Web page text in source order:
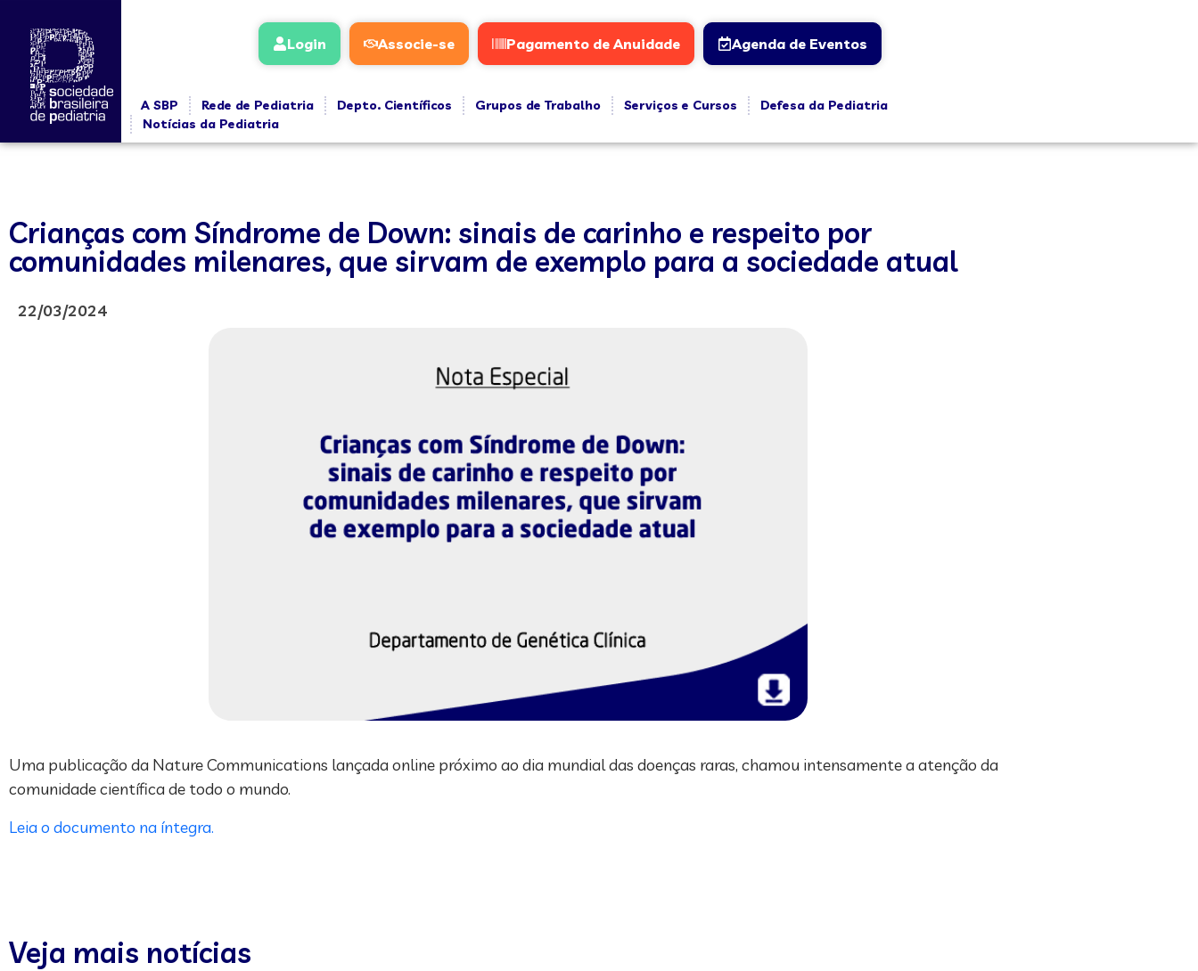
Login Associe-se Pagamento de Anuidade Agenda de Eventos
A SBP Rede de Pediatria Depto. Científicos Grupos de Trabalho Serviços e Cursos
Defesa da Pediatria
Notícias da Pediatria
Crianças com Síndrome de Down: sinais de carinho e respeito por
comunidades milenares, que sirvam de exemplo para a sociedade atual
22/03/2024
Uma publicação da Nature Communications lançada online próximo ao dia mundial das doenças raras, chamou intensamente a atenção da
comunidade científica de todo o mundo.
Leia o documento na íntegra.
Veja mais notícias